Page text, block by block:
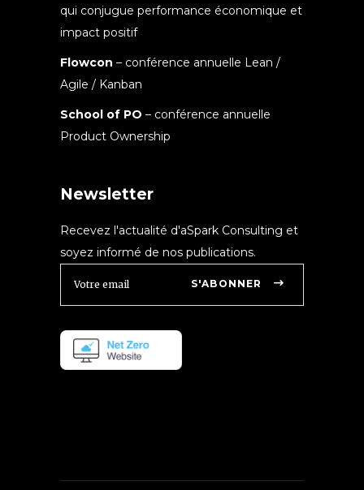
qui conjugue performance économique et
impact positif
Flowcon – conférence annuelle Lean /
Agile / Kanban
School of PO – conférence annuelle
Product Ownership
Newsletter
Recevez l'actualité d'aSpark Consulting et
soyez informé de nos publications.
S'ABONNER